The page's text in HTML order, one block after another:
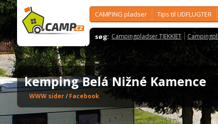
CAMPING pladser Tips til UDFLUGTER
søg: Campingpladser TJEKKIET
kemping Belá Nižné Kamence
WWW sider/Facebook